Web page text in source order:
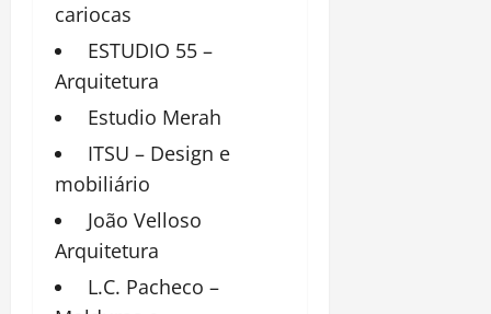
cariocas
ESTUDIO 55 –
Arquitetura
Estudio Merah
ITSU – Design e
mobiliário
João Velloso
Arquitetura
L.C. Pacheco –